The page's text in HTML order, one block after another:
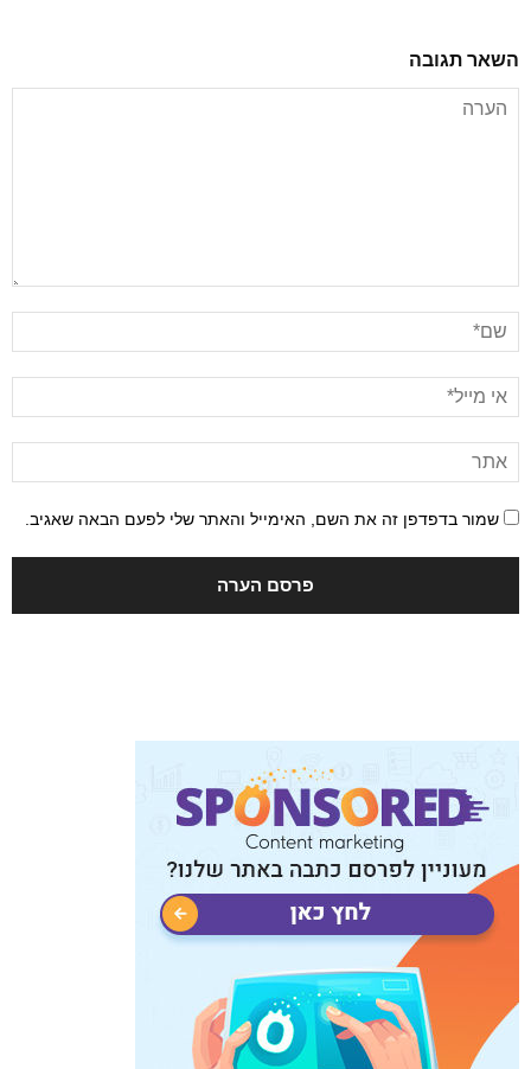
השאר תגובה
שמור בדפדפן זה את השם, האימייל והאתר שלי לפעם הבאה שאגיב.